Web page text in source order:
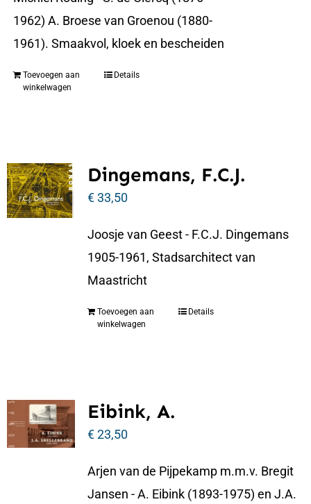
1962) A. Broese van Groenou (1880-
1961). Smaakvol, kloek en bescheiden
Toevoegen aan
winkelwagen
Details
Dingemans, F.C.J.
€33,50
Joosje van Geest - F.C.J. Dingemans
1905-1961, Stadsarchitect van
Maastricht
Toevoegen aan
winkelwagen
Details
Eibink, A.
€23,50
Arjen van de Pijpekamp m.m.v. Bregit
Jansen - A. Eibink (1893-1975) en J.A.